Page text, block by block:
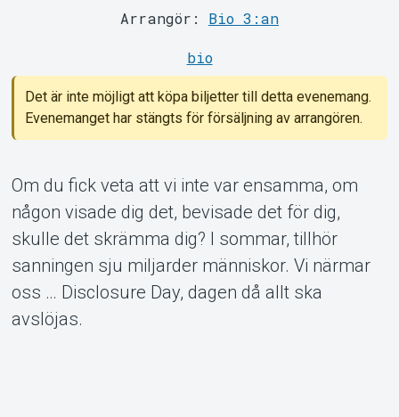
Om Tickster
Arrangör: Bio 3:an
bio
Det är inte möjligt att köpa biljetter till detta evenemang.
Evenemanget har stängts för försäljning av arrangören.
Om du fick veta att vi inte var ensamma, om
någon visade dig det, bevisade det för dig,
skulle det skrämma dig? I sommar, tillhör
sanningen sju miljarder människor. Vi närmar
oss … Disclosure Day, dagen då allt ska
avslöjas.